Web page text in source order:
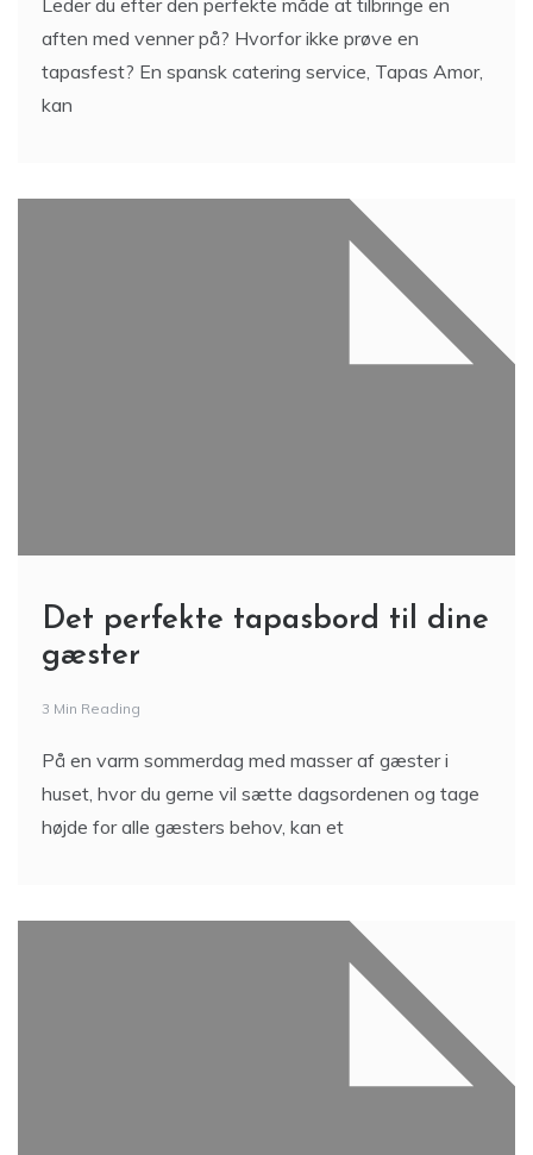
Leder du efter den perfekte måde at tilbringe en
aften med venner på? Hvorfor ikke prøve en
tapasfest? En spansk catering service, Tapas Amor,
kan
Det perfekte tapasbord til dine
gæster
3 Min Reading
På en varm sommerdag med masser af gæster i
huset, hvor du gerne vil sætte dagsordenen og tage
højde for alle gæsters behov, kan et